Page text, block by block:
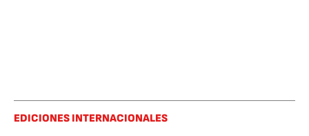
EDICIONES INTERNACIONALES